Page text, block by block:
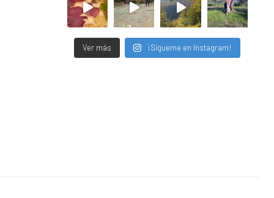
Ver más ¡Sígueme en Instagram!